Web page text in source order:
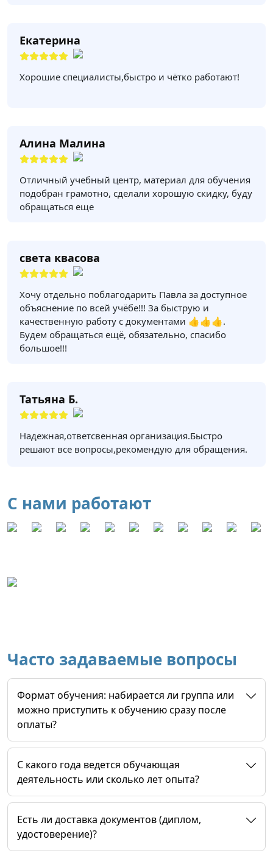
Екатерина
Хорошие специалисты,быстро и чётко работают!
Алина Малина
Отличный учебный центр, материал для обучения
подобран грамотно, сделали хорошую скидку, буду
обращаться еще
света квасова
Хочу отдельно поблагодарить Павла за доступное
объяснение по всей учёбе!!! За быструю и
качественную работу с документами 👍👍👍.
Будем обращаться ещё, обязательно, спасибо
большое!!!
Татьяна Б.
Надежная,ответсвенная организация.Быстро
решают все вопросы,рекомендую для обращения.
С нами работают
Часто задаваемые вопросы
Формат обучения: набирается ли группа или
можно приступить к обучению сразу после
оплаты?
C какого года ведется обучающая
деятельность или сколько лет опыта?
Есть ли доставка документов (диплом,
удостоверение)?